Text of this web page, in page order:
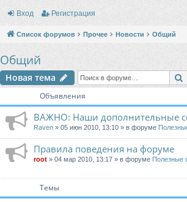
Вход Регистрация
Список форумов Прочее Новости Общий
Общий
Новая тема
Объявления
ВАЖНО: Наши дополнительные
Raven » 05 июн 2010, 13:10 » в форуме
Правила поведения на форуме
root » 04 мар 2010, 13:17 » в форуме Полезные
Темы